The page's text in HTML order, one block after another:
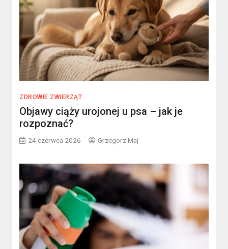
ZDROWIE ZWIERZĄT
Objawy ciąży urojonej u psa – jak je
rozpoznać?
24 czerwca 2026 Grzegorz Maj